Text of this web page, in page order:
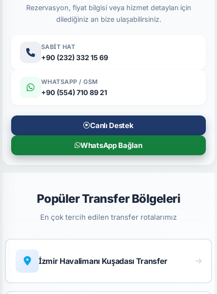
Rezervasyon, fiyat bilgisi veya hizmet detayları için
dilediğiniz an bize ulaşabilirsiniz.
SABIT HAT
+90 (232) 332 15 69
WHATSAPP / GSM
+90 (554) 710 89 21
Canlı Destek
WhatsApp Bağlan
Popüler Transfer Bölgeleri
En çok tercih edilen transfer rotalarımız
İzmir Havalimanı Kuşadası Transfer